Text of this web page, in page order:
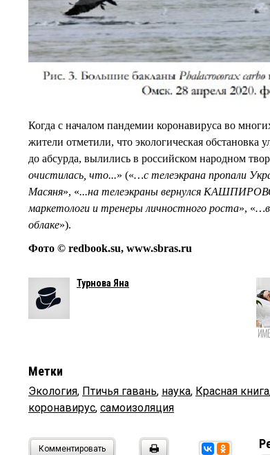
Когда с началом пандемии коронавируса во
жители отметили, что экологическая
до абсурда, вылились в российском народном
очистилась, что...» («…с телеэкрана пропали
Масяня», «...на телеэкраны вернулся
маркетологи и тренеры личностного роста», «…в
облаке»).
Фото © redbook.su, www.sbras.ru
Турнова Яна
Метки
Экология, Птичья гавань, наука, Красная книга
коронавирус, самоизоляция
Комментировать